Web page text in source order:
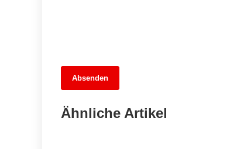
Absenden
Ähnliche Artikel
MuseumsMeileMitte: Berlins neues
kulturelles Herz schlägt am